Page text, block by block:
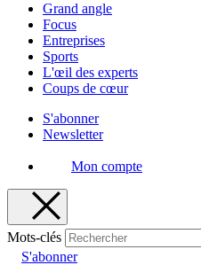
Grand angle
Focus
Entreprises
Sports
L'œil des experts
Coups de cœur
S'abonner
Newsletter
Mon compte
Mots-clés
S'abonner